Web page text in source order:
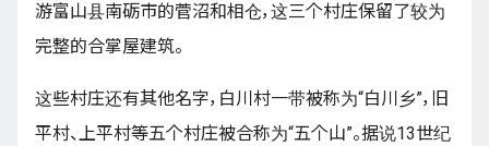
游富山县南砺市的菅沼和相仓，这三个村庄保留了较为
完整的合掌屋建筑。
这些村庄还有其他名字，白川村一带被称为“白川乡”，旧
平村、上平村等五个村庄被合称为“五个山”。据说13世纪